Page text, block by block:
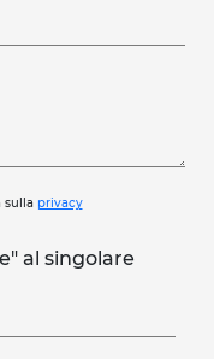
sulla privacy
al singolare